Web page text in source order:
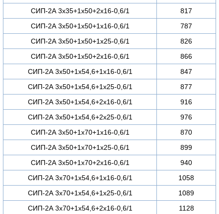
СИП-2А 3х35+1х50+2х16-0,6/1
817
СИП-2А 3х50+1х50+1х16-0,6/1
787
СИП-2А 3х50+1х50+1х25-0,6/1
826
СИП-2А 3х50+1х50+2х16-0,6/1
866
СИП-2А 3х50+1х54,6+1х16-0,6/1
847
СИП-2А 3х50+1х54,6+1х25-0,6/1
877
СИП-2А 3х50+1х54,6+2х16-0,6/1
916
СИП-2А 3х50+1х54,6+2х25-0,6/1
976
СИП-2А 3х50+1х70+1х16-0,6/1
870
СИП-2А 3х50+1х70+1х25-0,6/1
899
СИП-2А 3х50+1х70+2х16-0,6/1
940
СИП-2А 3х70+1х54,6+1х16-0,6/1
1058
СИП-2А 3х70+1х54,6+1х25-0,6/1
1089
СИП-2А 3х70+1х54,6+2х16-0,6/1
1128